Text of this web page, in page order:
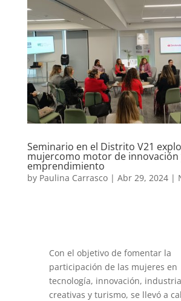
Seminario en el Distrito V21
mujercomo motor de innovación
emprendimiento
by Paulina Carrasco| Abr 29, 2024|
Con el objetivo de fomentar la
participación de las mujeres en
tecnología, innovación,
creativas y turismo, se llevó a